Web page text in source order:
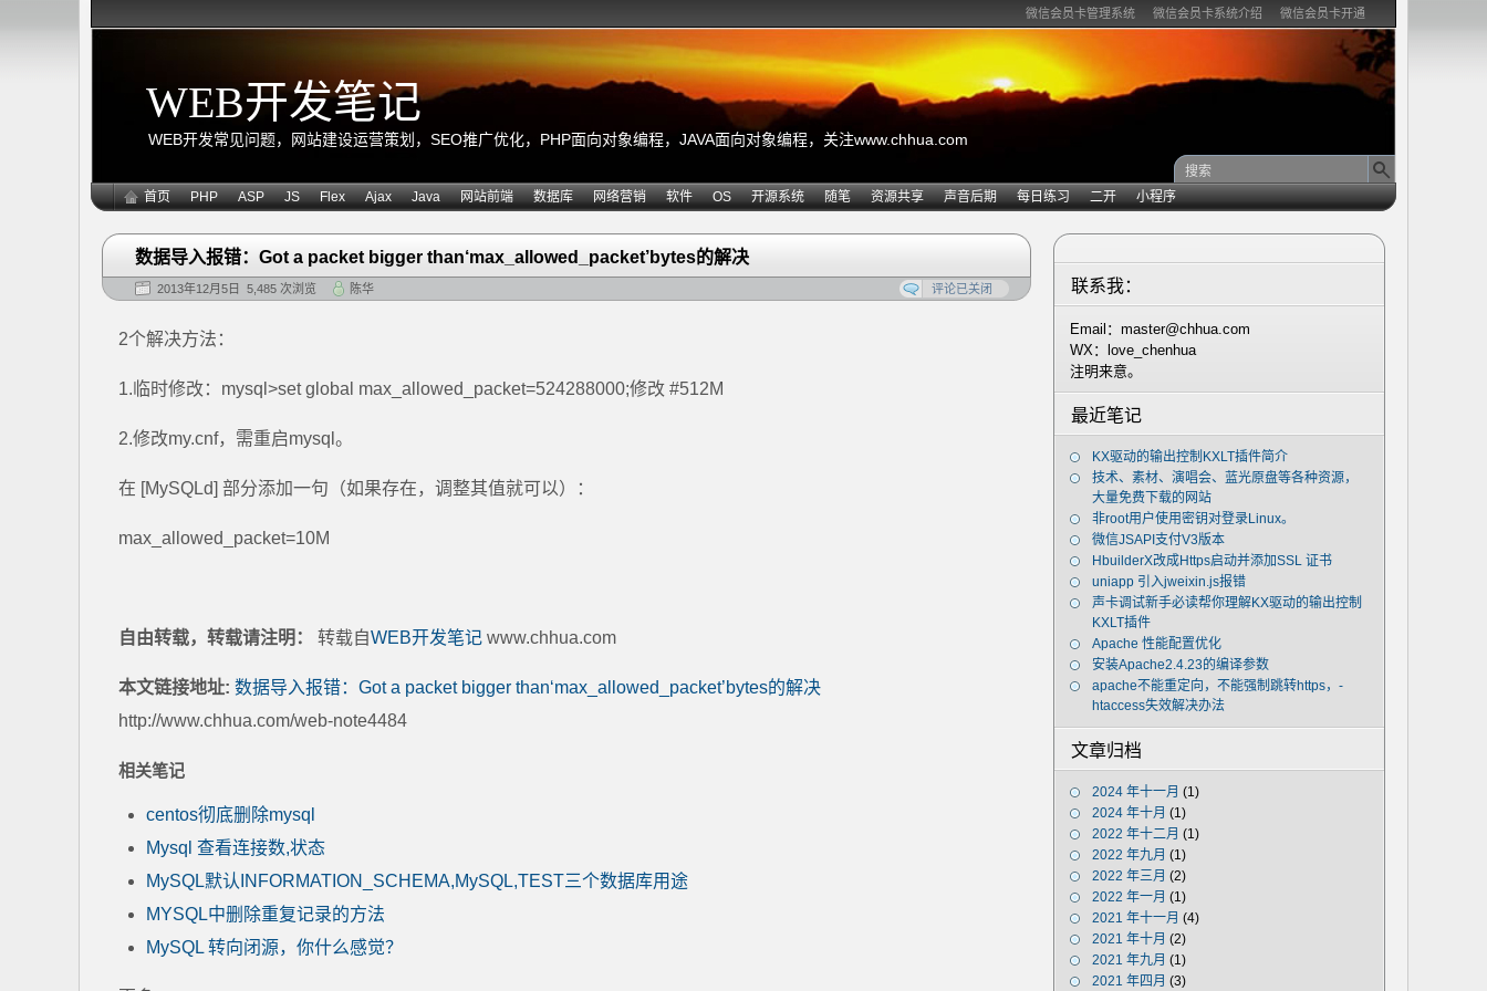
微信会员卡管理系统 微信会员卡系统介绍 微信会员卡开通
WEB开发笔记
WEB开发常见问题，网站建设运营策划，SEO推广优化，PHP面向对象编程，JAVA面向对象编程，关注www.chhua.com
首页 PHP ASP JS Flex Ajax Java 网站前端 数据库 网络营销 软件 OS 开源系统 随笔 资源共享 声音后期 每日练习 二开 小程序
数据导入报错：Got a packet bigger than‘max_allowed_packet’bytes的解决
2013年12月5日 5,485 次浏览 陈华 评论已关闭
2个解决方法：
1.临时修改：mysql>set global max_allowed_packet=524288000;修改 #512M
2.修改my.cnf，需重启mysql。
在 [MySQLd] 部分添加一句（如果存在，调整其值就可以）：
max_allowed_packet=10M
自由转载，转载请注明： 转载自WEB开发笔记 www.chhua.com
本文链接地址: 数据导入报错：Got a packet bigger than‘max_allowed_packet’bytes的解决
http://www.chhua.com/web-note4484
相关笔记
centos彻底删除mysql
Mysql 查看连接数,状态
MySQL默认INFORMATION_SCHEMA,MySQL,TEST三个数据库用途
MYSQL中删除重复记录的方法
MySQL 转向闭源，你什么感觉？
联系我：
Email：master@chhua.com
WX：love_chenhua
注明来意。
最近笔记
KX驱动的输出控制KXLT插件简介
技术、素材、演唱会、蓝光原盘等各种资源，
大量免费下载的网站
非root用户使用密钥对登录Linux。
微信JSAPI支付V3版本
HbuilderX改成Https启动并添加SSL 证书
uniapp 引入jweixin.js报错
声卡调试新手必读帮你理解KX驱动的输出控制
KXLT插件
Apache 性能配置优化
安装Apache2.4.23的编译参数
apache不能重定向，不能强制跳转https，-
htaccess失效解决办法
文章归档
2024 年十一月 (1)
2024 年十月 (1)
2022 年十二月 (1)
2022 年九月 (1)
2022 年三月 (2)
2022 年一月 (1)
2021 年十一月 (4)
2021 年十月 (2)
2021 年九月 (1)
2021 年四月 (3)